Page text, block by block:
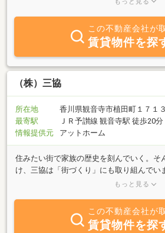
の売買仲介業務、分譲宅地のピアタウンシ
ます。不動産取引のプロとして、お客様の
ご提供、不動産についてのご相談にお応え
じて皆様のお役に立てるよう努力して参り
が迅速丁寧に対応し、満足・納得のいく物
で、どうぞお気軽にご来店下さい。土、日
この不動産会社が
賃貸物件を探
（株）三協
所在地
香川県観音寺市植田町１７１
最寄駅
ＪＲ予讃線 観音寺駅 徒歩20分
情報提供元
アットホーム
住みたい街で家族の歴史を刻んでいく。そ
け、三協は「街づくり」にも取り組んでい
見、“集”から“個”を見つめ直す先に開けて
クルを人・街・未来の調和と触発の中に描
が目指している「理想の街」プロジェクト
もっと見る
この不動産会社が
賃貸物件を探